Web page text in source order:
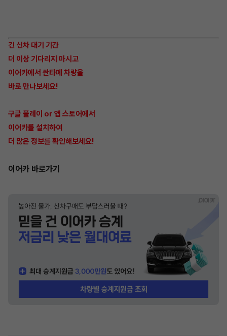
긴 신차 대기 기간
더 이상 기다리지 마시고
이어카에서 싼타페 차량을
바로 만나보세요!
구글 플레이 or 앱 스토어에서
이어카를 설치하여
더 많은 정보를 확인해보세요!
이어카 바로가기